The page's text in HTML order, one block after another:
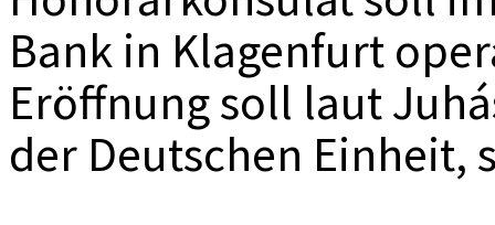
Bank in Klagenfurt
Eröffnung soll laut
der Deutschen Einheit,